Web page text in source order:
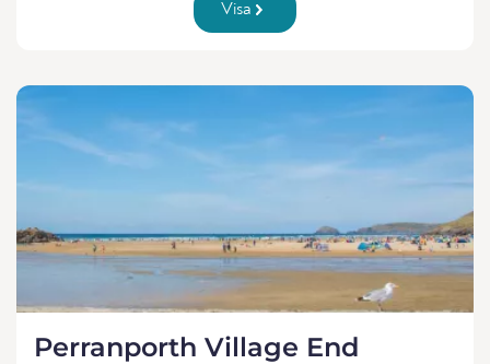
Visa
Perranporth Village End